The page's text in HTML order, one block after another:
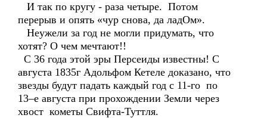
И так по кругу - раза четыре. Потом
перерыв и опять «чур снова, да ладОм».
Неужели за год не могли придумать, что
хотят? О чем мечтают!!
С 36 года этой эры Персеиды известны! С
августа 1835г Адольфом Кетеле доказано, что
звезды будут падать каждый год с 11-го по
13–е августа при прохождении Земли через
хвост кометы Свифта-Туттля.